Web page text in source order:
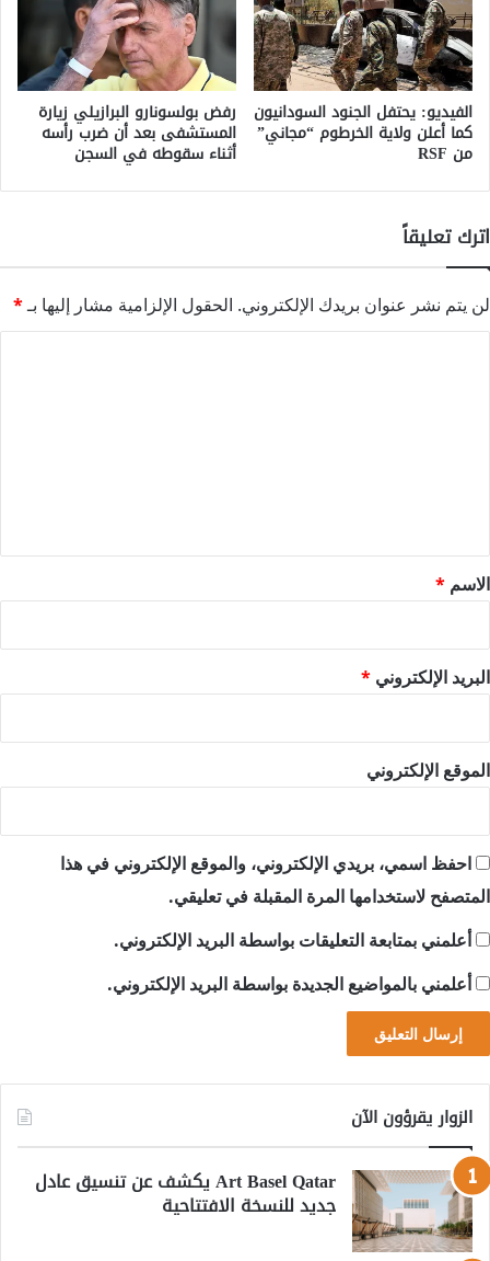
الفيديو: يحتفل الجنود السودانيون
كما أعلن ولاية الخرطوم “مجاني”
من RSF
رفض بولسونارو البرازيلي زيارة
المستشفى بعد أن ضرب رأسه
أثناء سقوطه في السجن
اترك تعليقاً
لن يتم نشر عنوان بريدك الإلكتروني. الحقول الإلزامية مشار إليها بـ*
*
الاسم *
البريد الإلكتروني *
الموقع الإلكتروني
احفظ اسمي، بريدي الإلكتروني، والموقع الإلكتروني في هذا
المتصفح لاستخدامها المرة المقبلة في تعليقي.
أعلمني بمتابعة التعليقات بواسطة البريد الإلكتروني.
أعلمني بالمواضيع الجديدة بواسطة البريد الإلكتروني.
الزوار يقرؤون الآن
Art Basel Qatar يكشف عن تنسيق عادل
جديد للنسخة الافتتاحية